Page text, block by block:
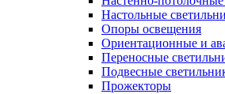
Настольные
Опоры освещения
Ориентационные и
Переносные
Подвесные
Прожекторы